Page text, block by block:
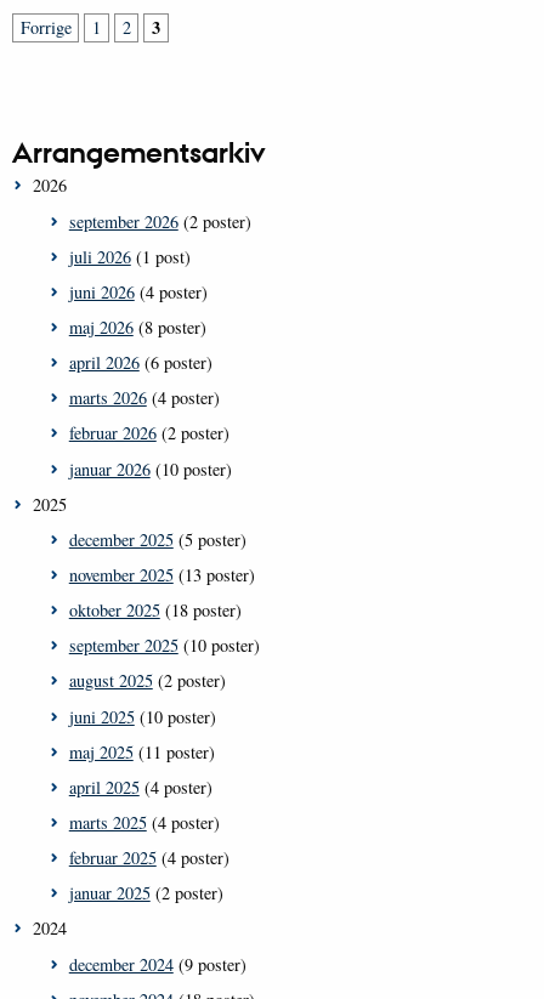
Forrige
1 2 3
Arrangementsarkiv
2026
september 2026(2 poster)
juli 2026(1 post)
juni 2026(4 poster)
maj 2026(8 poster)
april 2026(6 poster)
marts 2026(4 poster)
februar 2026(2 poster)
januar 2026(10 poster)
2025
december 2025(5 poster)
november 2025(13 poster)
oktober 2025(18 poster)
september 2025(10 poster)
august 2025(2 poster)
juni 2025(10 poster)
maj 2025(11 poster)
april 2025(4 poster)
marts 2025(4 poster)
februar 2025(4 poster)
januar 2025(2 poster)
2024
december 2024(9 poster)